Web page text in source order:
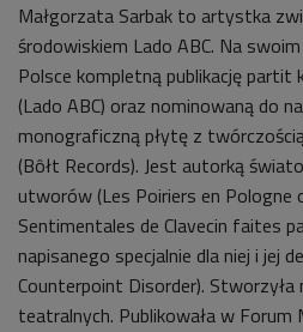
Małgorzata Sarbak to artystka
środowiskiem Lado ABC. Na
Polsce kompletną publikację partit
(Lado ABC) oraz nominowaną do
monograficzną płytę z
(Bôłt Records). Jest autorką
utworów (Les Poiriers en Pologne
Sentimentales de Clavecin faites
napisanego specjalnie dla niej i jej
Counterpoint Disorder). Stworzyła
teatralnych. Publikowała w Forum